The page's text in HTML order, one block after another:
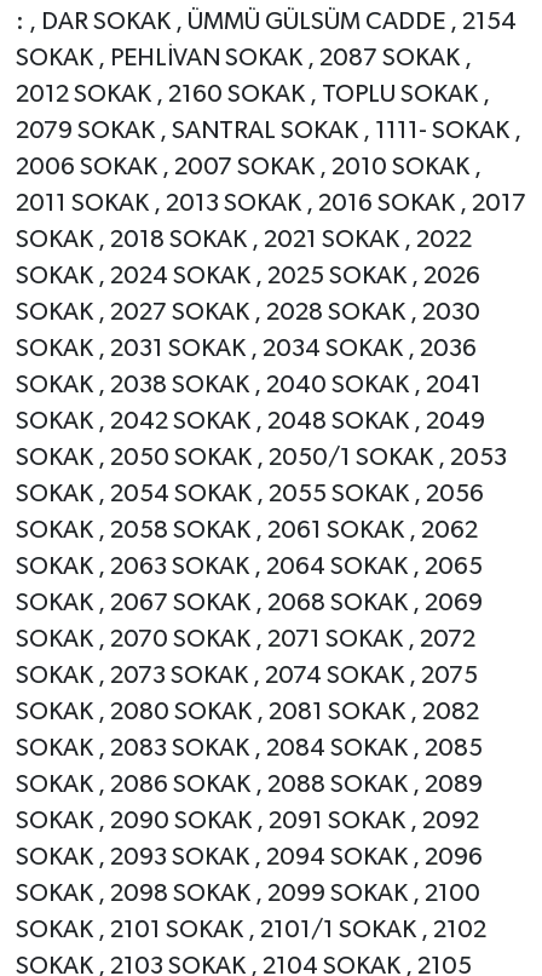
: , DAR SOKAK , ÜMMÜ GÜLSÜM CADDE , 2154
SOKAK , PEHLİVAN SOKAK , 2087 SOKAK ,
2012 SOKAK , 2160 SOKAK , TOPLU SOKAK ,
2079 SOKAK , SANTRAL SOKAK , 1111- SOKAK ,
2006 SOKAK , 2007 SOKAK , 2010 SOKAK ,
2011 SOKAK , 2013 SOKAK , 2016 SOKAK , 2017
SOKAK , 2018 SOKAK , 2021 SOKAK , 2022
SOKAK , 2024 SOKAK , 2025 SOKAK , 2026
SOKAK , 2027 SOKAK , 2028 SOKAK , 2030
SOKAK , 2031 SOKAK , 2034 SOKAK , 2036
SOKAK , 2038 SOKAK , 2040 SOKAK , 2041
SOKAK , 2042 SOKAK , 2048 SOKAK , 2049
SOKAK , 2050 SOKAK , 2050/1 SOKAK , 2053
SOKAK , 2054 SOKAK , 2055 SOKAK , 2056
SOKAK , 2058 SOKAK , 2061 SOKAK , 2062
SOKAK , 2063 SOKAK , 2064 SOKAK , 2065
SOKAK , 2067 SOKAK , 2068 SOKAK , 2069
SOKAK , 2070 SOKAK , 2071 SOKAK , 2072
SOKAK , 2073 SOKAK , 2074 SOKAK , 2075
SOKAK , 2080 SOKAK , 2081 SOKAK , 2082
SOKAK , 2083 SOKAK , 2084 SOKAK , 2085
SOKAK , 2086 SOKAK , 2088 SOKAK , 2089
SOKAK , 2090 SOKAK , 2091 SOKAK , 2092
SOKAK , 2093 SOKAK , 2094 SOKAK , 2096
SOKAK , 2098 SOKAK , 2099 SOKAK , 2100
SOKAK , 2101 SOKAK , 2101/1 SOKAK , 2102
SOKAK , 2103 SOKAK , 2104 SOKAK , 2105